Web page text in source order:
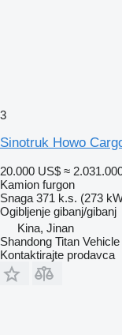
3
Sinotruk Howo
20.000 US$ ≈
Kamion furgon
Snaga 371 k.s. (273
Ogibljenje gibanj/gibanj
Kina, Jinan
Shandong Titan
Kontaktirajte prodavca